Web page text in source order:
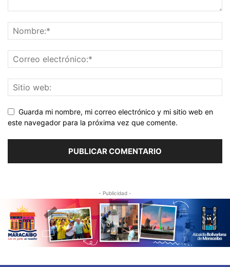
Guarda mi nombre, mi correo electrónico y mi sitio web en
este navegador para la próxima vez que comente.
- Publicidad -